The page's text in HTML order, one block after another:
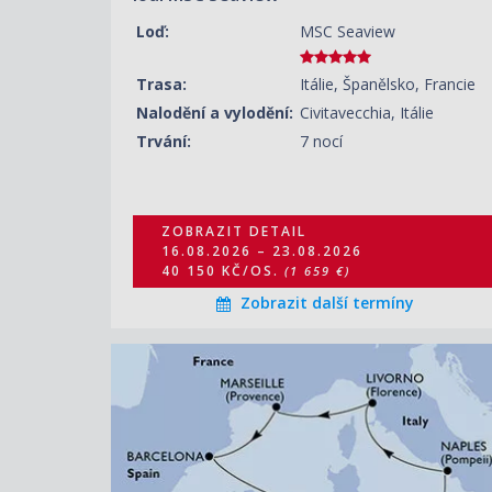
Loď: MSC Seaview
Trasa:
Itálie, Španělsko, Francie
Nalodění a vylodění: Civitavecchia, Itálie
Trvání:
7 nocí
29 260 KČ/OS.
(1 209 €)
ZOBRAZIT DETAIL
20.09.2026 – 27.09.2026
26 110 KČ/OS.
(1 079 €)
ZOBRAZIT DETAIL
16.08.2026 – 23.08.2026
40 150 KČ/OS. (1 659 €)
Zobrazit další termíny
ZOBRAZIT DETAIL
16.08.2026 – 23.08.2026
82 260 KČ/OS.
(3 399 €)
ZOBRAZIT DETAIL
23.08.2026 – 30.08.2026